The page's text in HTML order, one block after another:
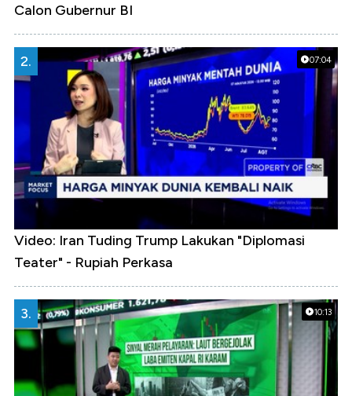
Calon Gubernur BI
07:04
2.
Video: Iran Tuding Trump Lakukan "Diplomasi
Teater" - Rupiah Perkasa
10:13
3.